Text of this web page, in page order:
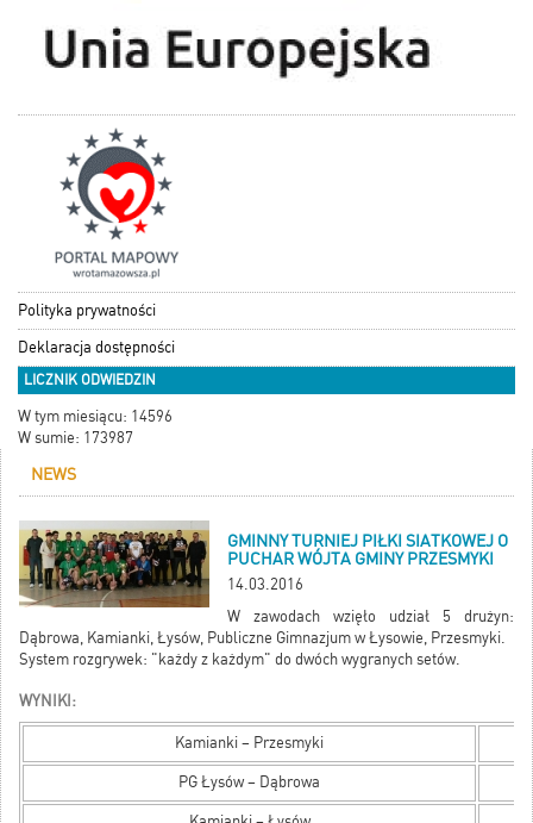
Polityka prywatności
Deklaracja dostępności
LICZNIK ODWIEDZIN
W tym miesiącu: 14596
W sumie: 173987
NEWS
GMINNY TURNIEJ PIŁKI SIATKOWEJ O
PUCHAR WÓJTA GMINY PRZESMYKI
14.03.2016
W zawodach wzięło udział 5 drużyn:
Dąbrowa, Kamianki, Łysów, Publiczne Gimnazjum w Łysowie, Przesmyki.
System rozgrywek: "każdy z każdym" do dwóch wygranych setów.
WYNIKI:
Kamianki – Przesmyki
PG Łysów – Dąbrowa